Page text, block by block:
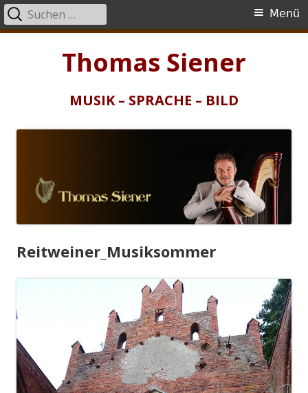
Thomas Siener
MUSIK – SPRACHE – BILD
Primäres
Menü
Suchen
nach:
Reitweiner_Musiksommer